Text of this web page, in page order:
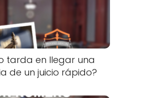
tarda en llegar una
de un juicio rápido?